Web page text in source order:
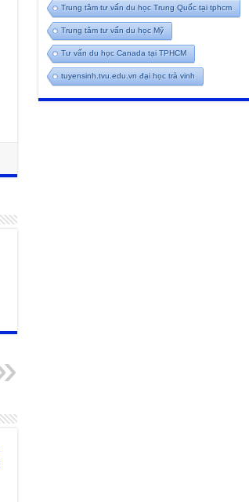
Trung tâm tư vấn du học Trung Quốc tại tphcm
Trung tâm tư vấn du học Mỹ
Tư vấn du học Canada tại TPHCM
tuyensinh.tvu.edu.vn đại học trà vinh